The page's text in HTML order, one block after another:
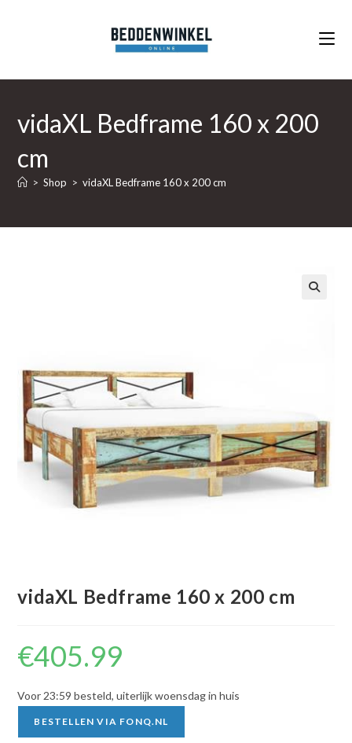
vidaXL Bedframe 160 x 200
cm
> Shop > vidaXL Bedframe 160 x 200 cm
vidaXL Bedframe 160 x 200 cm
€405.99
Voor 23:59 besteld, uiterlijk woensdag in huis
BESTELLEN VIA FONQ.NL